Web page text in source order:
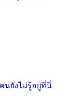
นยังไม่รู้อยู่ที่นี่